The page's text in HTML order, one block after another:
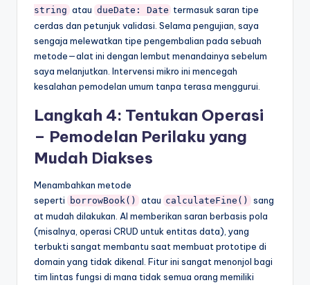
string atau dueDate: Date termasuk saran tipe
cerdas dan petunjuk validasi. Selama pengujian, saya
sengaja melewatkan tipe pengembalian pada sebuah
metode—alat ini dengan lembut menandainya sebelum
saya melanjutkan. Intervensi mikro ini mencegah
kesalahan pemodelan umum tanpa terasa menggurui.
Langkah 4: Tentukan Operasi
– Pemodelan Perilaku yang
Mudah Diakses
Menambahkan metode
seperti
borrowBook() atau calculateFine()
sang
at mudah dilakukan. AI memberikan saran berbasis pola
(misalnya, operasi CRUD untuk entitas data), yang
terbukti sangat membantu saat membuat prototipe di
domain yang tidak dikenal. Fitur ini sangat menonjol bagi
tim lintas fungsi di mana tidak semua orang memiliki